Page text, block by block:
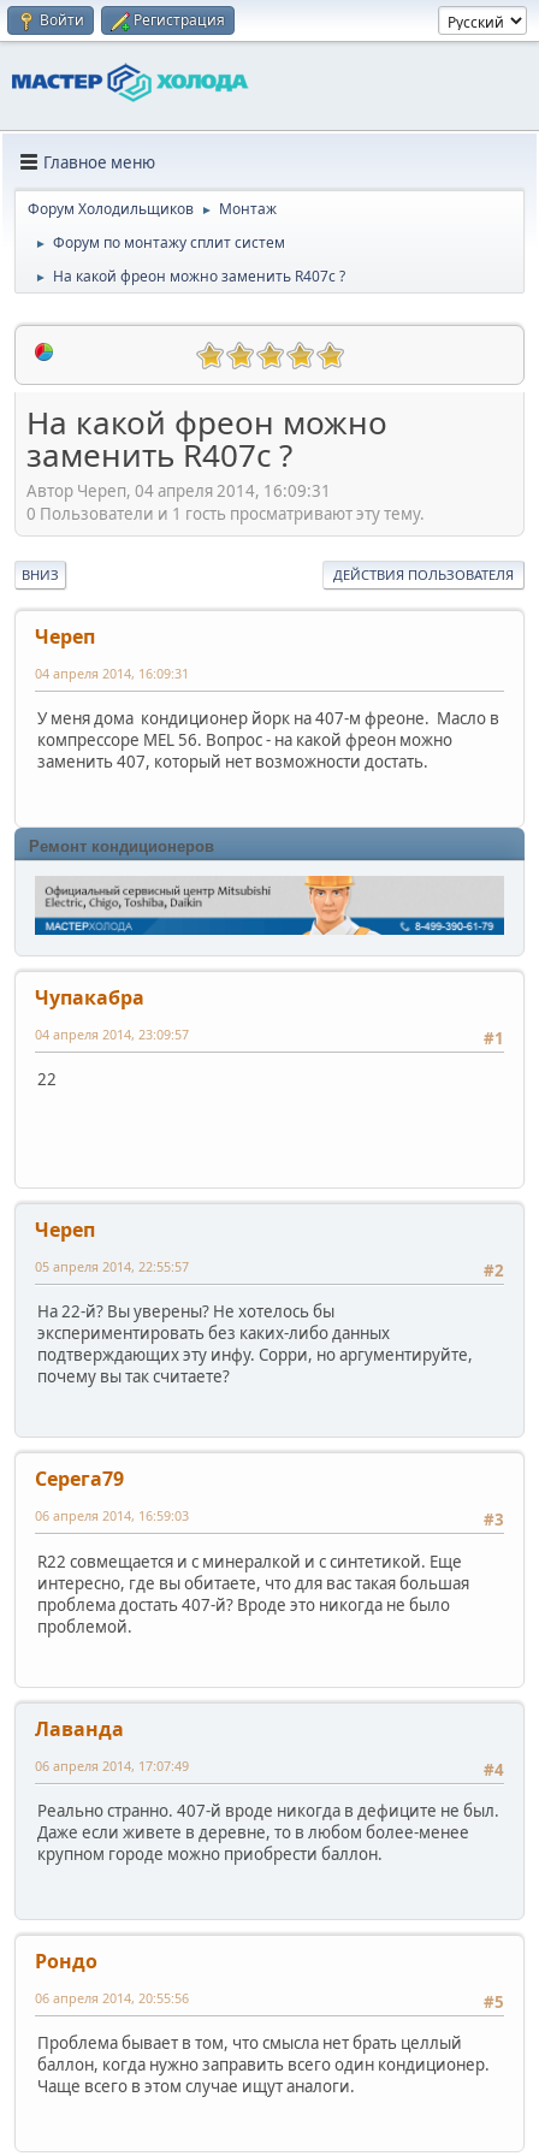
Войти Регистрация
Главное меню
Форум Холодильщиков ► Монтаж
► Форум по монтажу сплит систем
► На какой фреон можно заменить R407c ?
На какой фреон можно
заменить R407c ?
Автор Череп, 04 апреля 2014, 16:09:31
0 Пользователи и 1 гость просматривают эту тему.
ВНИЗ ДЕЙСТВИЯ ПОЛЬЗОВАТЕЛЯ
Череп
04 апреля 2014, 16:09:31
У меня дома кондиционер йорк на 407-м фреоне. Масло в
компрессоре MEL 56. Вопрос - на какой фреон можно
заменить 407, который нет возможности достать.
Ремонт кондиционеров
Чупакабра
#1
04 апреля 2014, 23:09:57
22
Череп
#2
05 апреля 2014, 22:55:57
На 22-й? Вы уверены? Не хотелось бы
экспериментировать без каких-либо данных
подтверждающих эту инфу. Сорри, но аргументируйте,
почему вы так считаете?
Серега79
#3
06 апреля 2014, 16:59:03
R22 совмещается и с минералкой и с синтетикой. Еще
интересно, где вы обитаете, что для вас такая большая
проблема достать 407-й? Вроде это никогда не было
проблемой.
Лаванда
#4
06 апреля 2014, 17:07:49
Реально странно. 407-й вроде никогда в дефиците не был.
Даже если живете в деревне, то в любом более-менее
крупном городе можно приобрести баллон.
Рондо
#5
06 апреля 2014, 20:55:56
Проблема бывает в том, что смысла нет брать целлый
баллон, когда нужно заправить всего один кондиционер.
Чаще всего в этом случае ищут аналоги.